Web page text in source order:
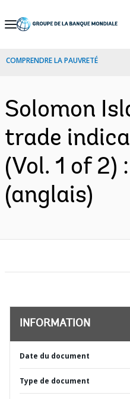
Skip
Navigation
COMPRENDRE LA PAUVRETÉ
Solomon
trade
(Vol. 1 of 2)
(anglais)
INFORMATION
Date du document
Type de document